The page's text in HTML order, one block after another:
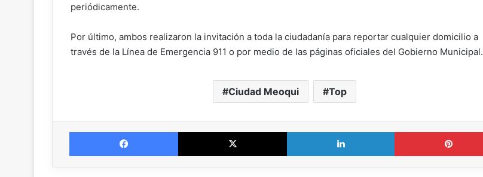
periódicamente.
Por último, ambos realizaron la invitación a toda la ciudadanía para reportar cualquier domicilio a
través de la Línea de Emergencia 911 o por medio de las páginas oficiales del Gobierno Municipal.
Ciudad Meoqui Top
Facebook X LinkedIn